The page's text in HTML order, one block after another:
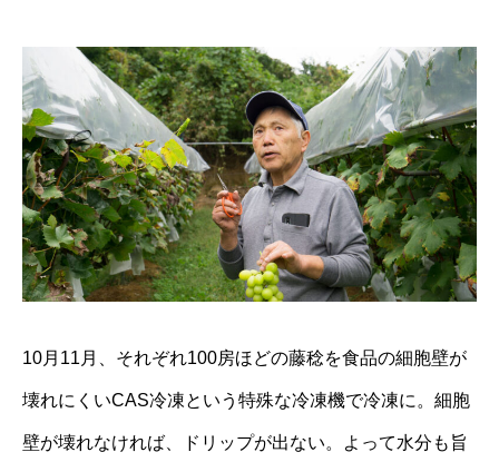
10月11月、それぞれ100房ほどの藤稔を食品の細胞壁が
壊れにくいCAS冷凍という特殊な冷凍機で冷凍に。細胞
壁が壊れなければ、ドリップが出ない。よって水分も旨